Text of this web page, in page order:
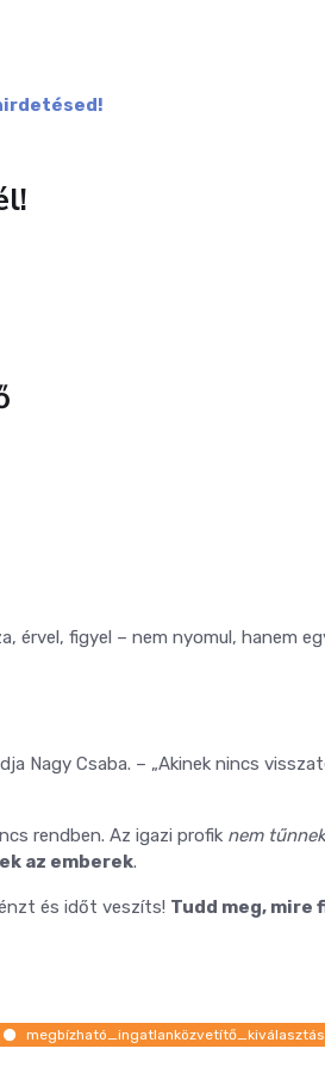
érvel, figyel – nem nyomul, hanem
Nagy Csaba. – „Akinek nincs
rendben. Az igazi profik nem
az emberek.
és időt veszíts! Tudd meg, mire